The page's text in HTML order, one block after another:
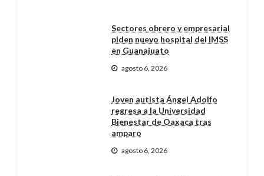
Sectores obrero y empresarial
piden nuevo hospital del IMSS
en Guanajuato
agosto 6, 2026
Joven autista Ángel Adolfo
regresa a la Universidad
Bienestar de Oaxaca tras
amparo
agosto 6, 2026